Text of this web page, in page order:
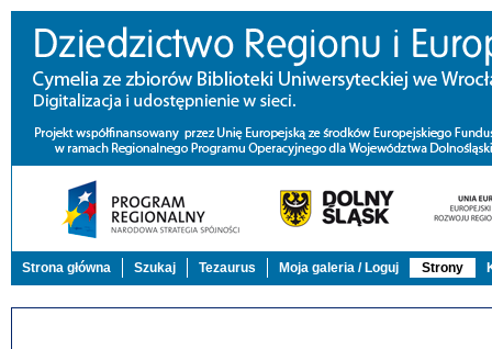
Strona główna Szukaj Tezaurus Moja galeria / Loguj Strony